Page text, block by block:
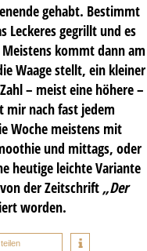
gehabt. Bestimmt
Leckeres gegrillt und es
Meistens kommt dann am
Waage stellt, ein kleiner
– meist eine höhere –
mir nach fast jedem
Woche meistens mit
und mittags, oder
heutige leichte Variante
der Zeitschrift „Der
worden.
teilen